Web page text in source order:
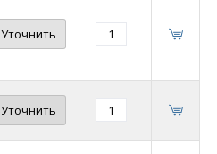
Уточнить
Уточнить